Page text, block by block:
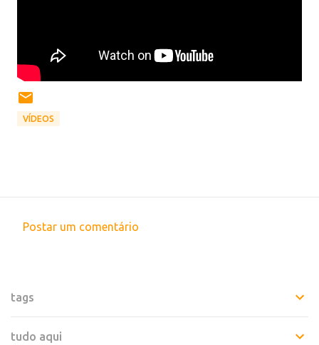
VÍDEOS
e
Postar um comentário
tags
tudo aqui